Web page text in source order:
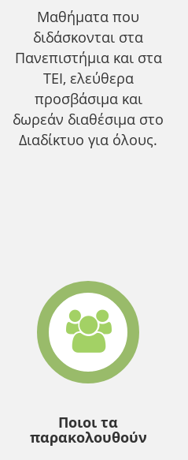
Μαθήματα που
διδάσκονται στα
Πανεπιστήμια και στα
ΤΕΙ, ελεύθερα
προσβάσιμα και
δωρεάν διαθέσιμα στο
Διαδίκτυο για όλους.
Ποιοι τα
παρακολουθούν